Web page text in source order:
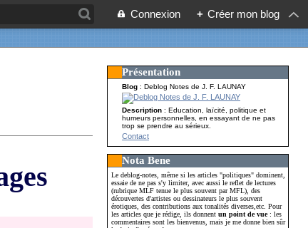
Connexion + Créer mon blog
Présentation
Blog : Deblog Notes de J. F. LAUNAY
Description: Education, laïcité, politique et
humeurs personnelles, en essayant de ne pas
trop se prendre au sérieux.
Contact
Nota Bene
Le deblog-notes, même si les articles "politiques" dominent,
essaie de ne pas s'y limiter, avec aussi le reflet de lectures
(rubrique MLF tenue le plus souvent par MFL), des
découvertes d'artistes ou dessinateurs le plus souvent
érotiques, des contributions aux tonalités diverses,etc. Pour
les articles que je rédige, ils donnentun point de vue: les
commentaires sont les bienvenus, mais je me donne bien sûr